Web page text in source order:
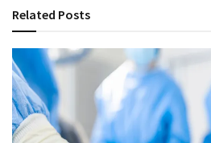
Related Posts